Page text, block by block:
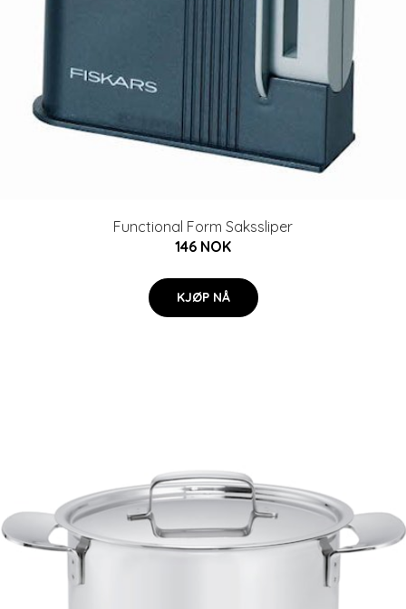
Functional Form Sakssliper
146 NOK
KJØP NÅ